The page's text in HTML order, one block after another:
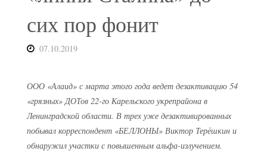
сих пор фонит
07.10.2019
ООО «Алаид» с марта этого года ведет дезактивацию 54
«грязных» ДОТов 22-го Карельского укрепрайона в
Ленинградской области. В трех уже дезактивированных
побывал корреспондент «БЕЛЛОНЫ» Виктор Терёшкин и
обнаружил участки с повышенным альфа-излучением.